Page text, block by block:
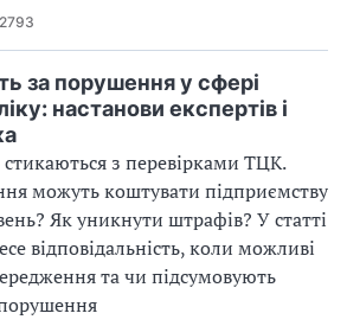
за порушення у сфері
настанови експертів і
стикаються з перевірками ТЦК.
можуть коштувати підприємству
Як уникнути штрафів? У статті
відповідальність, коли можливі
та чи підсумовують